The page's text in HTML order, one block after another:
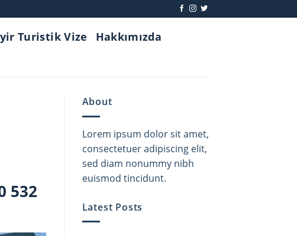
Turistik Vize
Hakkımızda
532
About
Lorem ipsum dolor sit amet,
consectetuer adipiscing elit,
sed diam nonummy nibh
euismod tincidunt.
Latest Posts